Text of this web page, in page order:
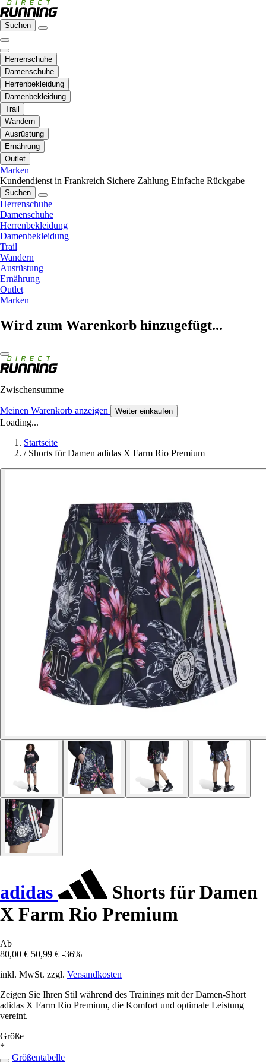
Suchen
Herrenschuhe
Damenschuhe
Herrenbekleidung
Damenbekleidung
Trail
Wandern
Ausrüstung
Ernährung
Outlet
Marken
Kundendienst in Frankreich Sichere Zahlung Einfache Rückgabe
Suchen
Herrenschuhe
Damenschuhe
Herrenbekleidung
Damenbekleidung
Trail
Wandern
Ausrüstung
Ernährung
Outlet
Marken
Wird zum Warenkorb hinzugefügt...
Zwischensumme
Meinen Warenkorb anzeigen Weiter einkaufen
Loading...
Startseite
/ Shorts für Damen adidas X Farm Rio Premium
adidas
Shorts für Damen
X Farm Rio Premium
Ab
80,00 € 50,99 € -36%
inkl. MwSt. zzgl. Versandkosten
Zeigen Sie Ihren Stil während des Trainings mit der Damen-Short
adidas X Farm Rio Premium, die Komfort und optimale Leistung
vereint.
Größe
*
Größentabelle